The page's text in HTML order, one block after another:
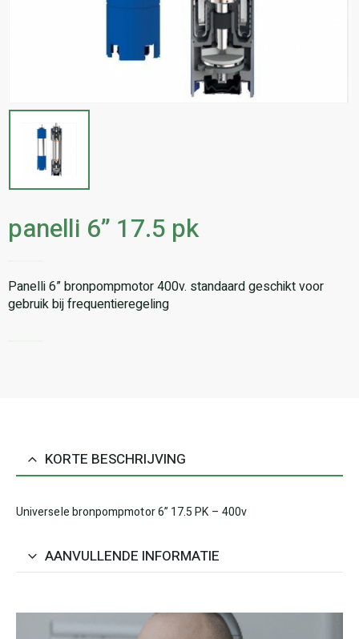
panelli 6” 17.5 pk
Panelli 6” bronpompmotor 400v. standaard geschikt voor
gebruik bij frequentieregeling
KORTE BESCHRIJVING
Universele bronpompmotor 6” 17.5 PK – 400v
AANVULLENDE INFORMATIE